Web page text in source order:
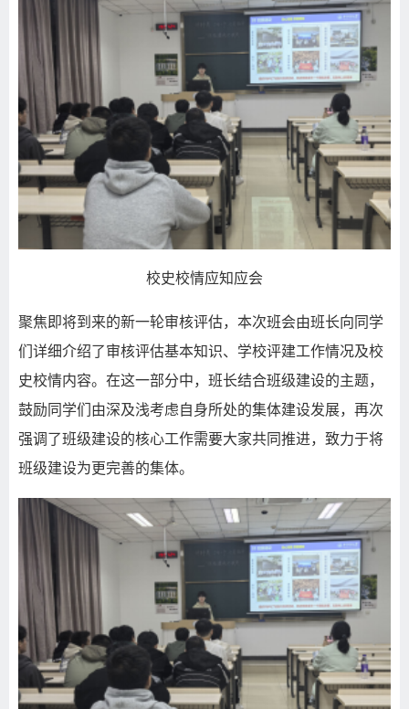
校史校情应知应会
聚焦即将到来的新一轮审核评估，本次班会由班长向同学
们详细介绍了审核评估基本知识、学校评建工作情况及校
史校情内容。在这一部分中，班长结合班级建设的主题，
鼓励同学们由深及浅考虑自身所处的集体建设发展，再次
强调了班级建设的核心工作需要大家共同推进，致力于将
班级建设为更完善的集体。